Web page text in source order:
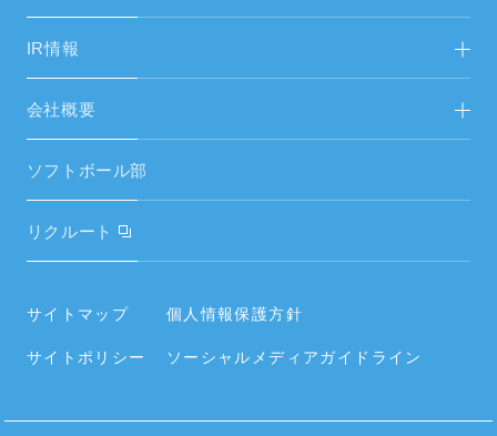
生産設備・試験機
空調設備機器
空調周辺部材
住宅設備
市場開発事業部
IR情報
中期経営計画
財務ハイライト
内部統制システムの整備に関する基本方針
情報セキュリティポリシー
会社概要
ご挨拶
会社概要・役員・沿革
事業所／関連会社
社員の働く環境
ソフトボール部
リクルート
サイトマップ 個人情報保護方針
サイトポリシー ソーシャルメディアガイドライン